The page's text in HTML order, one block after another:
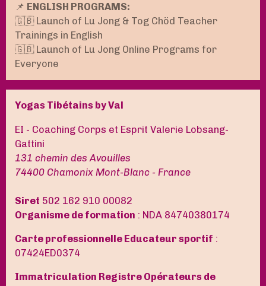
📌 ENGLISH PROGRAMS:
🇬🇧 Launch of Lu Jong & Tog Chöd Teacher
Trainings in English
🇬🇧 Launch of Lu Jong Online Programs for
Everyone
Yogas Tibétains by Val
EI - Coaching Corps et Esprit Valerie Lobsang-
Gattini
131 chemin des Avouilles
74400 Chamonix Mont-Blanc - France
Siret 502 162 910 00082
Organisme de formation : NDA 84740380174
Carte professionnelle Educateur sportif :
07424ED0374
Immatriculation Registre Opérateurs de